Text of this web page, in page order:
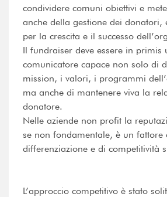
condividere comuni obiettivi e
anche della gestione dei donatori,
per la crescita e il successo
Il fundraiser deve essere in primis
comunicatore capace non solo di
mission, i valori, i programmi
ma anche di mantenere viva la
donatore.
Nelle aziende non profit la
se non fondamentale, è un fattore
differenziazione e di competitività
L’approccio competitivo è stato